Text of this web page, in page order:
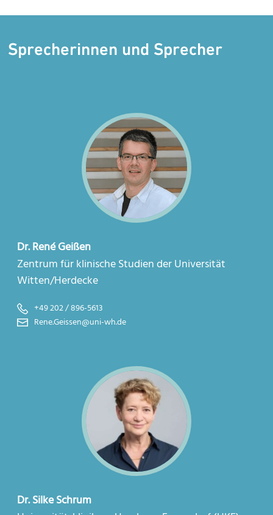
Sprecherinnen und Sprecher
Dr. René Geißen
Zentrum für klinische Studien der Universität
Witten/Herdecke
+49 202 / 896-5613
Rene.Geissen@uni-wh.de
Dr. Silke Schrum